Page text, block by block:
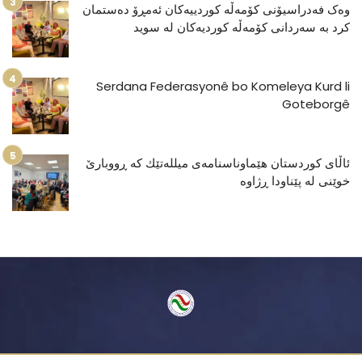
وەک فەدراسیۆنی کۆمەڵە کوردییەکان ئەمڕۆ دەستمان
کرد بە سەردانی کۆمەڵە کوردیەکان لە سوید
Serdana Federasyonê bo Komeleya Kurd li
Goteborgê
ئاڵای كوردستان هێماوناسنامەی میللەتێك كە ڕووبارێ
خوێنی لە پێناودا ڕژاوە